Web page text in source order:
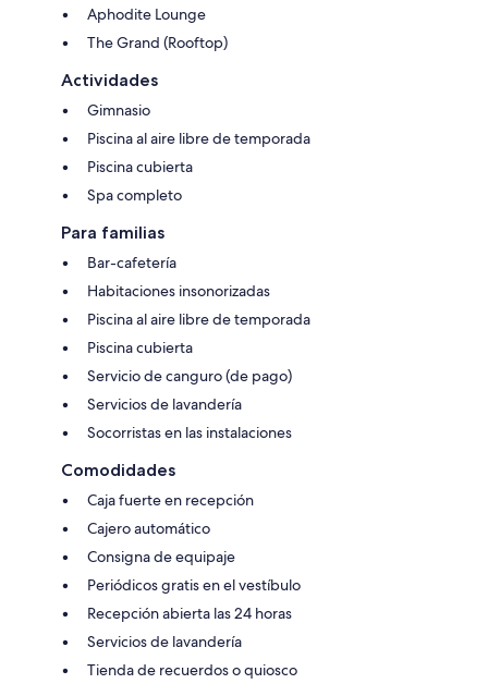
Aphodite Lounge
The Grand (Rooftop)
Actividades
Gimnasio
Piscina al aire libre de temporada
Piscina cubierta
Spa completo
Para familias
Bar-cafetería
Habitaciones insonorizadas
Piscina al aire libre de temporada
Piscina cubierta
Servicio de canguro (de pago)
Servicios de lavandería
Socorristas en las instalaciones
Comodidades
Caja fuerte en recepción
Cajero automático
Consigna de equipaje
Periódicos gratis en el vestíbulo
Recepción abierta las 24 horas
Servicios de lavandería
Tienda de recuerdos o quiosco